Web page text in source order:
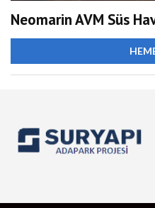
Neomarin AVM Süs